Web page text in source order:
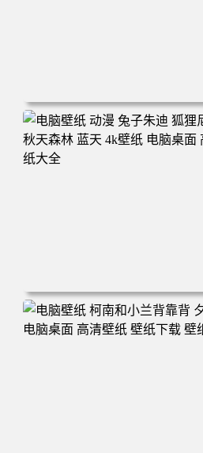
电脑壁纸 动漫 紫灵 冰清玉洁《凡
160 电脑桌面 高清壁纸 壁纸下载
电脑壁纸 动漫 兔子朱迪 狐狸尼克
林 蓝天 4k壁纸 电脑桌面 高清壁纸